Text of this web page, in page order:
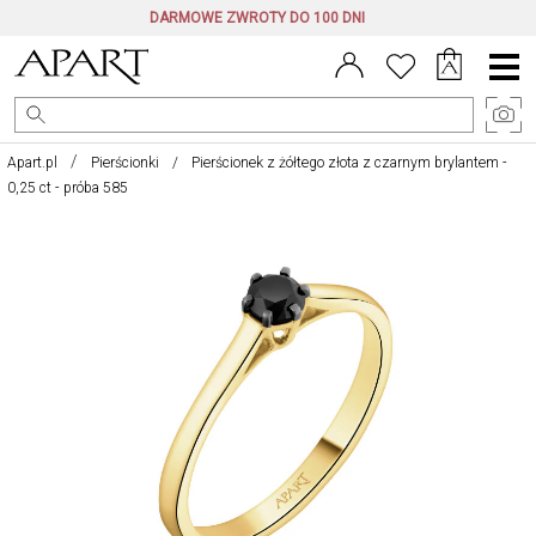
DARMOWE ZWROTY DO 100 DNI
Menu
główne
Apart.pl Pierścionki
Pierścionek z żółtego złota z czarnym brylantem -
0,25 ct - próba 585